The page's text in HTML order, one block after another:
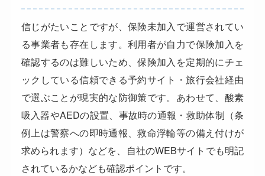
信じがたいことですが、保険未加入で運営されてい
る事業者も存在します。利用者が自力で保険加入を
確認するのは難しいため、保険加入を定期的にチェ
ックしている信頼できる予約サイト・旅行会社経由
で選ぶことが現実的な防御策です。あわせて、酸素
吸入器やAEDの設置、事故時の通報・救助体制（条
例上は警察への即時通報、救命浮輪等の備え付けが
求められます）などを、自社のWEBサイトでも明記
されているかなども確認ポイントです。